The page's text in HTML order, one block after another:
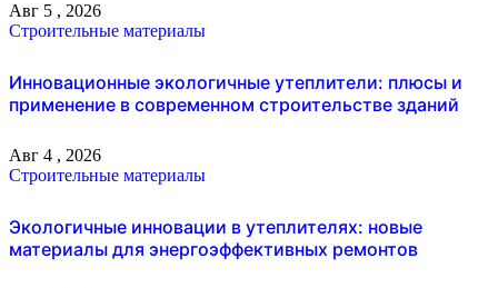
Авг 5 , 2026
Строительные материалы
Инновационные экологичные утеплители: плюсы и
применение в современном строительстве зданий
Авг 4 , 2026
Строительные материалы
Экологичные инновации в утеплителях: новые
материалы для энергоэффективных ремонтов